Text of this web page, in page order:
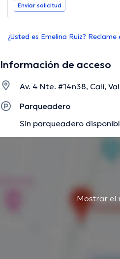
Enviar solicitud
¿Usted es Emelina Ruiz?
Información de acceso
Av. 4 Nte. #14n38, Cali,
Parqueadero
Sin parqueadero
Mostrar el